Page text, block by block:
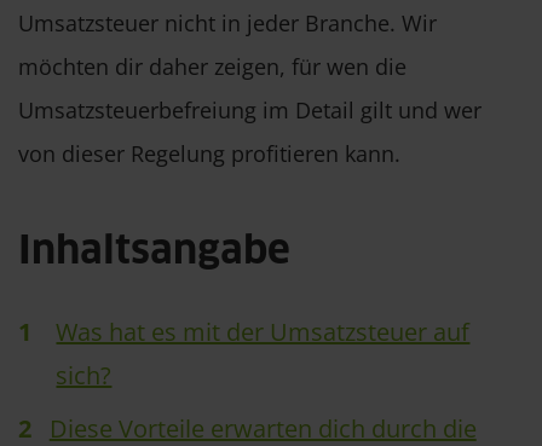
Umsatzsteuer nicht in jeder Branche. Wir
möchten dir daher zeigen, für wen die
Umsatzsteuerbefreiung im Detail gilt und wer
von dieser Regelung profitieren kann.
Inhaltsangabe
Was hat es mit der Umsatzsteuer auf
sich?
Diese Vorteile erwarten dich durch die